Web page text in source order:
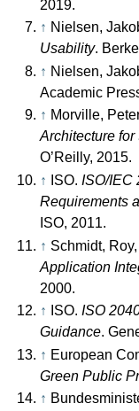
2019.
↑ Nielsen,
Usability.
↑ Nielsen,
Academic
↑ Morville,
Architecture
O’Reilly, 2015.
↑
ISO. ISO/IEC
Requirements
ISO, 2011.
↑ Schmidt,
Application
2000.
↑
ISO. ISO
Guidance.
↑ European
Green Public
↑